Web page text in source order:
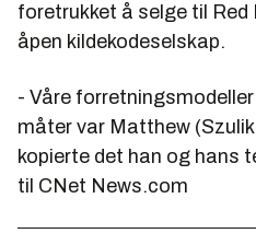
foretrukket å selge til
åpen kildekodeselskap.
- Våre
måter var Matthew
kopierte det han og hans
til CNet News.com